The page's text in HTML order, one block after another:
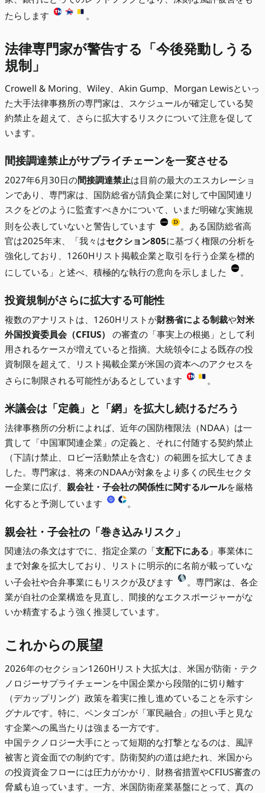
たらします
。
法律専門家が警告する「今後発動しうる
規制」
Crowell & Moring、Wiley、Akin Gump、Morgan Lewisといっ
た大手法律事務所の専門家は、スケジュールが確定している契
約禁止を超えて、さらに拡大するリスクについて注意を促して
います。
間接調達禁止がサプライチェーンを一変させる
2027年6月30日の間接調達禁止は目前の最大のエスカレーショ
ンであり、専門家は、国防総省が請負企業に対して中国関連リ
スクをどのように監査すべきかについて、いまだ明確な実施規
則を公表していないと警告しています
。ある国防総省高
官は2025年末、「我々はセクション805に基づく権限の分析を
強化しており、1260Hリスト掲載企業と取引を行う企業を標的
にしている」と述べ、積極的な執行の意向を示しました
。
投資規制がさらに拡大する可能性
複数のアナリストは、1260Hリストが財務省による制裁や対米
外国投資委員会（CFIUS）
の審査の「事実上の根拠」として利
用されるケースが増えていると指摘。大統領令による既存の投
資制限を超えて、リスト掲載企業が米国の資本へのアクセスを
さらに制限される可能性があるとしています
。
米議会は「定義」と「網」を拡大し続けるだろう
法律事務所の分析によれば、近年の国防権限法（NDAA）は一
貫して「中国軍関連企業」の定義と、それに付随する契約禁止
（下請け禁止、ロビー活動禁止を含む）の範囲を拡大してきま
した。専門家は、将来のNDAAが対象をより多くの民生セクタ
ー企業に広げ、 親会社・子会社の関係性に関するルールを厳格
化すると予測しています
。
親会社・子会社の「巻き込みリスク」
関連法の条文はすでに、指定企業の「支配下にある 」事業体に
まで対象を拡大しており、リストに明示的に名前が載っていな
い子会社や合弁事業にもリスクが及びます
。専門家は、各企
業が自社の企業構造を見直し、間接的なエクスポージャーがな
いか精査するよう強く推奨しています。
これからの展望
2026年のセクション1260Hリスト大拡大は、米国が防衛・テク
ノロジーサプライチェーンを中国企業から段階的に切り離す
（デカップリング）政策を着実に推し進めていることを示すシ
グナルです。特に、ペンタゴンが「軍民融合」の担い手と見な
す企業への風当たりは強まる一方です。
中国テクノロジー大手にとって短期的な打撃となるのは、風評
被害と資金面での制約です。防衛契約の道は絶たれ、米国から
の投資資金フローには圧力がかかり、財務省措置やCFIUS審査の
脅威も迫っています。一方、米国防衛産業基盤にとって、真の